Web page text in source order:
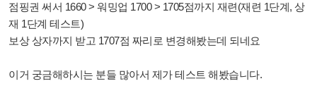
점핑권 써서 1660 > 워밍업 1700 > 1705점까지 재련(재련 1단계, 상
재 1단계 테스트)
보상 상자까지 받고 1707점 짜리로 변경해봤는데 되네요
이거 궁금해하시는 분들 많아서 제가 테스트 해봤습니다.